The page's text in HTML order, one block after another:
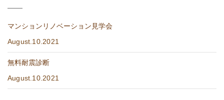
マンションリノベーション見学会
August.10.2021
無料耐震診断
August.10.2021